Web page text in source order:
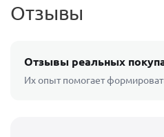
Отзывы
Отзывы реальных
Их опыт помогает